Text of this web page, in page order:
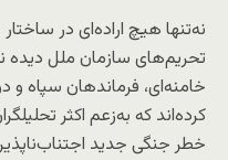
نه‌تنها هیچ اراده‌ای در
تحریم‌های سازمان ملل
خامنه‌ای، فرماندهان سپاه و
کرده‌اند که به‌زعم اکثر
خطر جنگی جدید